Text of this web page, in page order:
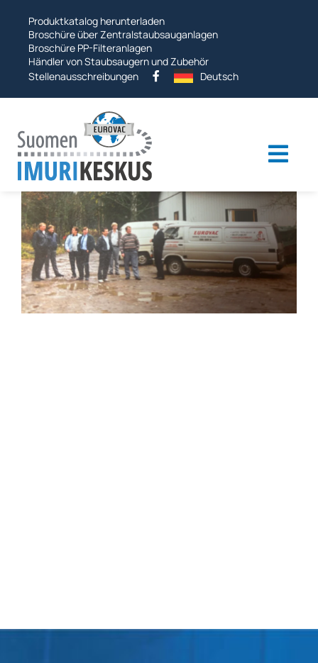
Produktkatalog herunterladen
Broschüre über Zentralstaubsauganlagen
Broschüre PP-Filteranlagen
Händler von Staubsaugern und Zubehör
Stellenausschreibungen
Deutsch
Industrielle Staubsauger
Staubsaugersysteme
Andere Produkte
Dienstleistungen